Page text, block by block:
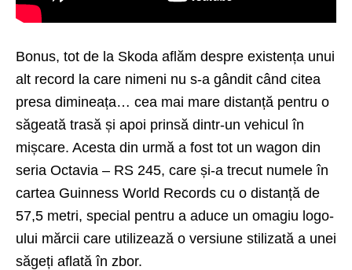
Bonus, tot de la Skoda aflăm despre existența unui
alt record la care nimeni nu s-a gândit când citea
presa dimineața… cea mai mare distanță pentru o
săgeată trasă și apoi prinsă dintr-un vehicul în
mișcare. Acesta din urmă a fost tot un wagon din
seria Octavia – RS 245, care și-a trecut numele în
cartea Guinness World Records cu o distanță de
57,5 metri, special pentru a aduce un omagiu logo-
ului mărcii care utilizează o versiune stilizată a unei
săgeți aflată în zbor.